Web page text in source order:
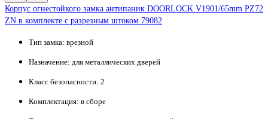
Корпус огнестойкого замка антипаник DOORLOCK V1901/65mm PZ72
ZN в комплекте с разрезным штоком 79082
Тип замка: врезной
Назначение: для металлических дверей
Класс безопасности: 2
Комплектация: в сборе